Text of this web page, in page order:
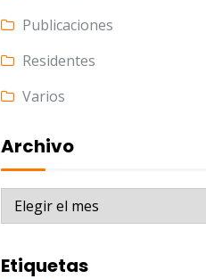
Publicaciones
Residentes
Varios
Archivo
Archivo
Etiquetas